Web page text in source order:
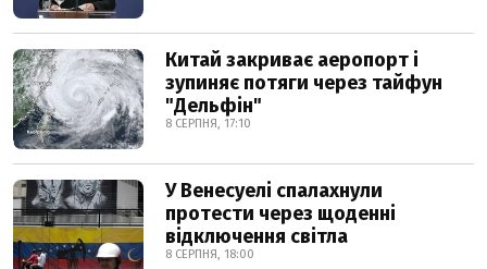
Китай закриває аеропорт і
зупиняє потяги через тайфун
"Дельфін"
8 СЕРПНЯ, 17:10
У Венесуелі спалахнули
протести через щоденні
відключення світла
8 СЕРПНЯ, 18:00